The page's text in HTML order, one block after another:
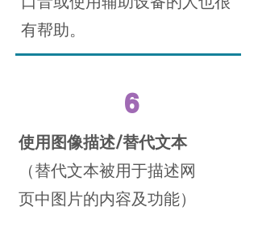
有帮助。
6
使用图像描述/替代文本
（替代文本被用于描述网
页中图片的内容及功能）